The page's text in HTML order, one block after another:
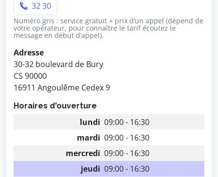
32 30
Numéro gris : service gratuit + prix d’un appel (dépend de
votre opérateur, pour connaître le tarif écoutez le
message en début d’appel).
Adresse
30-32 boulevard de Bury
CS 90000
16911 Angoulême Cedex 9
Horaires d'ouverture
lundi 09:00 - 16:30
mardi 09:00 - 16:30
mercredi 09:00 - 16:30
jeudi 09:00 - 16:30